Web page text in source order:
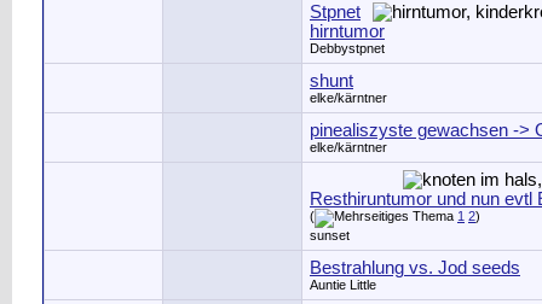
Stpnet
hirntumor
Debbystpnet
shunt
elke/kärntner
pinealiszyste gewachsen ->
elke/kärntner
Resthiruntumor und nun evtl
( 1 2)
sunset
Bestrahlung vs. Jod seeds
Auntie Little